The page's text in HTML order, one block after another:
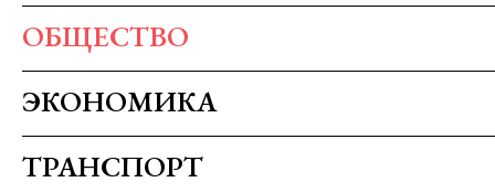
ОБЩЕСТВО
ЭКОНОМИКА
ТРАНСПОРТ